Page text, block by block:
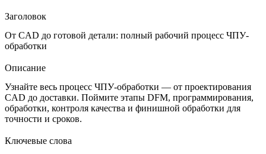
Заголовок
От CAD до готовой детали: полный рабочий процесс ЧПУ-
обработки
Описание
Узнайте весь процесс ЧПУ-обработки — от проектирования
CAD до доставки. Поймите этапы DFM, программирования,
обработки, контроля качества и финишной обработки для
точности и сроков.
Ключевые слова